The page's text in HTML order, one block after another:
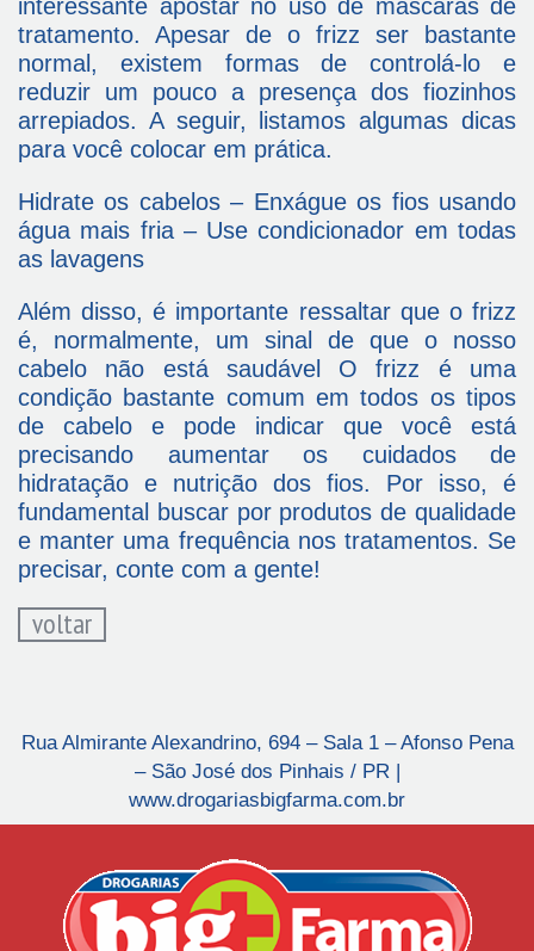
interessante apostar no uso de máscaras de
tratamento. Apesar de o frizz ser bastante
normal, existem formas de controlá-lo e
reduzir um pouco a presença dos fiozinhos
arrepiados. A seguir, listamos algumas dicas
para você colocar em prática.
Hidrate os cabelos – Enxágue os fios usando
água mais fria – Use condicionador em todas
as lavagens
Além disso, é importante ressaltar que o frizz
é, normalmente, um sinal de que o nosso
cabelo não está saudável O frizz é uma
condição bastante comum em todos os tipos
de cabelo e pode indicar que você está
precisando aumentar os cuidados de
hidratação e nutrição dos fios. Por isso, é
fundamental buscar por produtos de qualidade
e manter uma frequência nos tratamentos. Se
precisar, conte com a gente!
voltar
Rua Almirante Alexandrino, 694 – Sala 1 – Afonso Pena
– São José dos Pinhais / PR |
www.drogariasbigfarma.com.br